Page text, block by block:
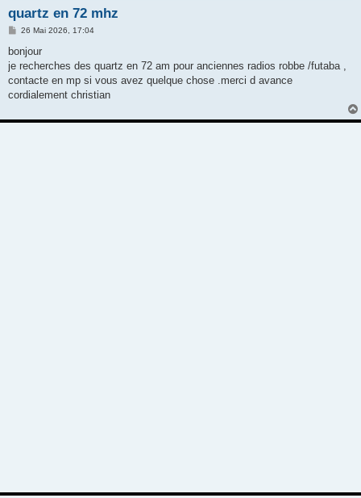
quartz en 72 mhz
M
s
a
g
26 Mai 2026, 17:04
bonjour
je recherches des quartz en 72 am pour anciennes radios robbe /futaba ,
contacte en mp si vous avez quelque chose .merci d avance
cordialement christian